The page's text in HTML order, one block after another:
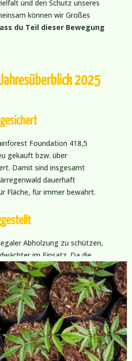
und den Schutz unseres
können wir Großes
du Teil dieser Bewegung
2025
Foundation 418,5
gekauft bzw. über
Damit sind insgesamt
dauerhaft
Fläche, für immer bewahrt.
Abholzung zu schützen,
im Einsatz. Da die
über 30 km auseinander
eigenes Rangerhaus
Stützpunkt für die
Tag für Tag bewachen und
für den Naturschutz
neuen Wald